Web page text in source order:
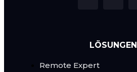
LÖSUNGEN
Remote Expert